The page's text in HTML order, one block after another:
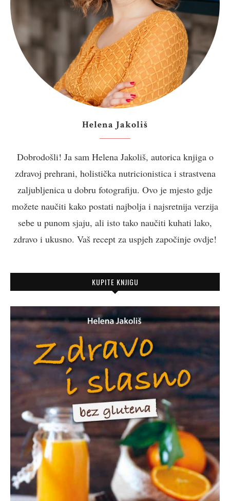
Helena Jakoliš
Dobrodošli! Ja sam Helena Jakoliš, autorica knjiga o
zdravoj prehrani, holistička nutricionistica i strastvena
zaljubljenica u dobru fotografiju. Ovo je mjesto gdje
možete naučiti kako postati najbolja i najsretnija verzija
sebe u punom sjaju, ali isto tako naučiti kuhati lako,
zdravo i ukusno. Vaš recept za uspjeh započinje ovdje!
KUPITE KNJIGU